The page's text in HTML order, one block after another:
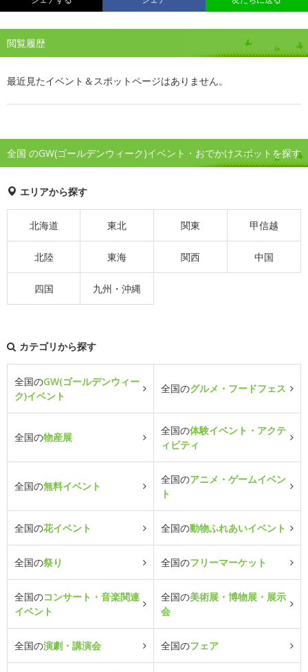
閲覧履歴
最近見たイベント＆スポットページはありません。
全国 のGW(ゴールデンウィーク)イベント・おでかけスポットを探す
エリアから探す
北海道 東北 関東 甲信越
北陸 東海 関西 中国
四国 九州・沖縄
カテゴリから探す
全国のGW(ゴールデンウィー
ク)イベント
全国のグルメ・フードフェス
全国の物産展
全国の体験イベント・アクテ
ィビティ
全国の無料イベント
全国のアニメ・ゲームイベン
ト
全国の花イベント 全国の動物ふれあいイベント
全国の祭り 全国のフリーマーケット
全国のコンサート・音楽関連
イベント
全国の美術展・博物展・展示
会
全国の演劇・講演会 全国のフェア